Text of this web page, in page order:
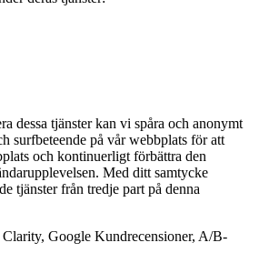
dessa tjänster kan vi spåra och anonymt
surfbeteende på vår webbplats för att
och kontinuerligt förbättra den
Med ditt samtycke
tjänster från tredje part på denna
Google Kundrecensioner, A/B-